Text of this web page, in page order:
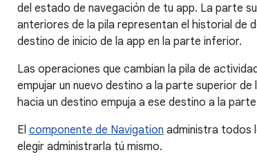
del estado de navegación de tu app. La parte
anteriores de la pila representan el historial de
destino de inicio de la app en la parte inferior.
Las operaciones que cambian la pila de
empujar un nuevo destino a la parte superior
hacia un destino empuja a ese destino a la
El componente de Navigation administra todos
elegir administrarla tú mismo.